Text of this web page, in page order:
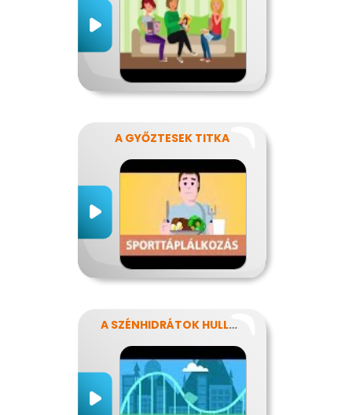
A GYŐZTESEK TITKA
A SZÉNHIDRÁTOK HULLÁMVASÚTJÁN